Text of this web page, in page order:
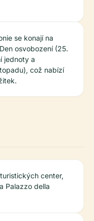
se konají na
osvobození (25.
jednoty a
což nabízí
center,
Palazzo della